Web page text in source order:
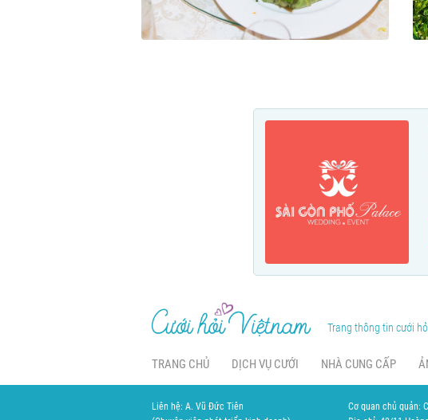
Trang thông tin cưới
TRANG CHỦ DỊCH VỤ CƯỚI NHÀ CUNG CẤP
Liên hệ: A. Vũ Đức Tiên
Cơ quan chủ quản: